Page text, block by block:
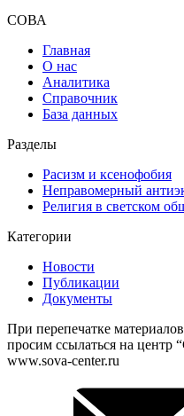
СОВА
Главная
О нас
Аналитика
Справочник
База данных
Разделы
Расизм и ксенофобия
Неправомерный
Религия в светском
Категории
Новости
Публикации
Документы
При перепечатке
просим ссылаться на центр
www.sova-center.ru